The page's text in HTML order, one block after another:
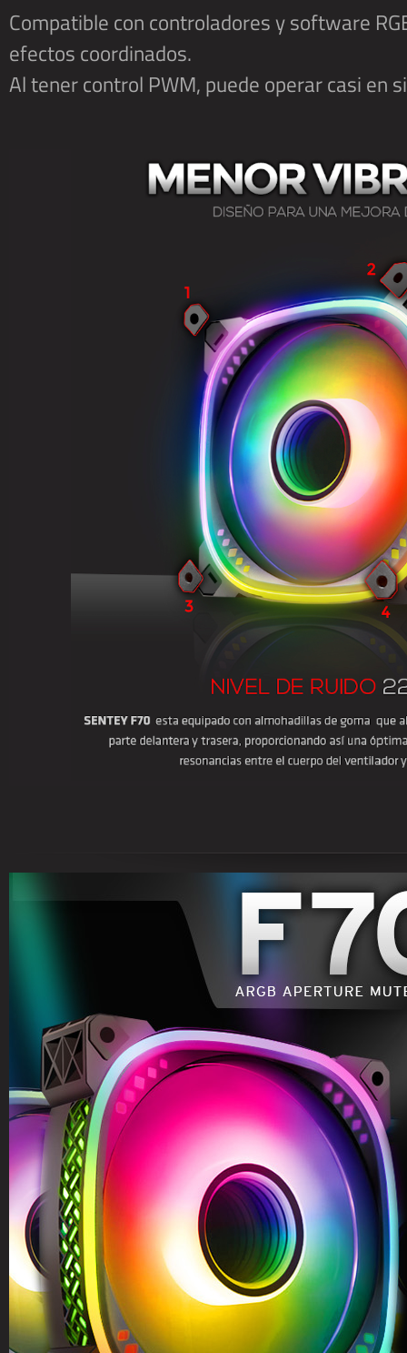
Compatible con controladores y software
efectos coordinados.
Al tener control PWM, puede operar casi en